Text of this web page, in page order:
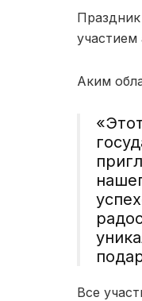
Аким
Все